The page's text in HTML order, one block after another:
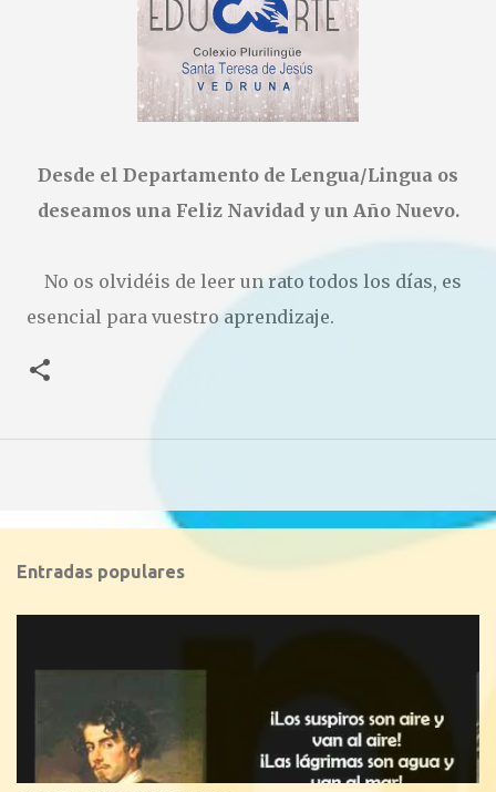
las bases: https://drive.google.com/file/d/1sKZNfJQ-
Y8DsiTC9cpq8aPIKPhTGBiKR/view?usp=sharing
Desde el Departamento de Lengua/Lingua os
deseamos una Feliz Navidad y un Año Nuevo.
No os olvidéis de leer un rato todos los días, es
esencial para vuestro aprendizaje.
Entradas populares